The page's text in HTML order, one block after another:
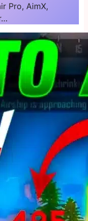
Pro, AimX,